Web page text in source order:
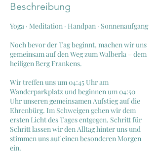
Beschreibung
Yoga · Meditation · Handpan · Sonnenaufgang
Noch bevor der Tag beginnt, machen wir uns
gemeinsam auf den Weg zum Walberla – dem
heiligen Berg Frankens.
Wir treffen uns um 04:45 Uhr am
Wanderparkplatz und beginnen um 04:50
Uhr unseren gemeinsamen Aufstieg auf die
Ehrenbürg. Im Schweigen gehen wir dem
ersten Licht des Tages entgegen. Schritt für
Schritt lassen wir den Alltag hinter uns und
stimmen uns auf einen besonderen Morgen
ein.